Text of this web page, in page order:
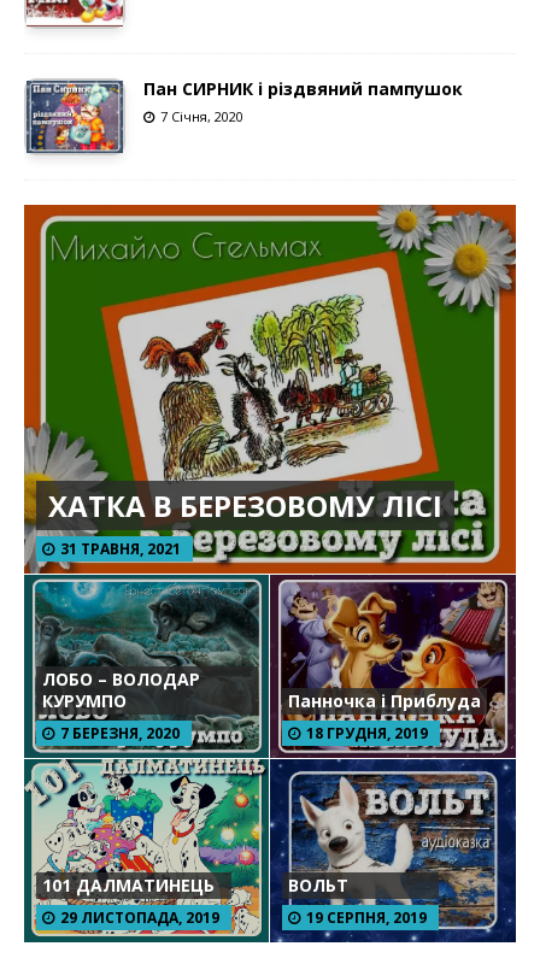
Пан СИРНИК і різдвяний пампушок
7 Січня, 2020
ХАТКА В БЕРЕЗОВОМУ ЛІСІ
31 ТРАВНЯ, 2021
ЛОБО – ВОЛОДАР
КУРУМПО
7 БЕРЕЗНЯ, 2020
Панночка і Приблуда
18 ГРУДНЯ, 2019
101 ДАЛМАТИНЕЦЬ
29 ЛИСТОПАДА, 2019
ВОЛЬТ
19 СЕРПНЯ, 2019